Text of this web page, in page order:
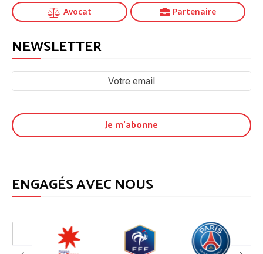
Avocat Partenaire
NEWSLETTER
ENGAGÉS AVEC NOUS